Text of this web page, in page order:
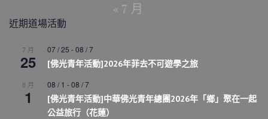
« 7 月
近期道場活動
7 月
25
07 / 25 -08 / 7
[佛光青年活動]2026年菲去不可遊學之旅
8 月
1
08 / 1 -08 / 7
[佛光青年活動]中華佛光青年總團2026年「鄉」聚在一起
公益旅行（花蓮）